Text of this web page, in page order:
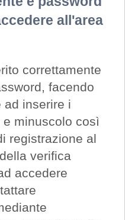
all'area
correttamente
facendo
ad inserire i
minuscolo così
registrazione al
verifica
accedere